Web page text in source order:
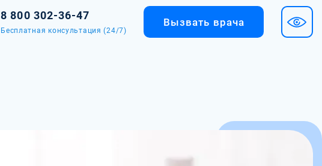
8 800 302-36-47
Бесплатная консультация (24/7)
Вызвать врача